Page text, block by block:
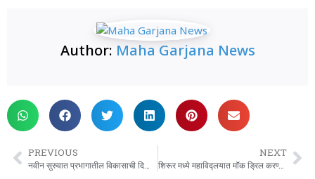
Author: Maha Garjana News
PREVIOUS NEXT
शिरूर मध्ये महाविद्लयात मॉक ड्रिल करण्यात आले.